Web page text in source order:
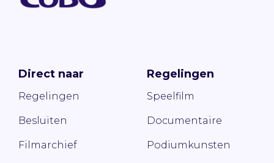
Direct naar
Regelingen
Besluiten
Filmarchief
Regelingen
Speelfilm
Documentaire
Podiumkunsten